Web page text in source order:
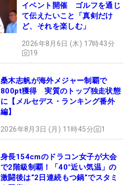
イベント開催 ゴルフを通じ
て伝えたいこと「真剣だけ
ど、それを楽しむ」
2026年8月6日 (木) 17時43分
19
桑木志帆が海外メジャー制覇で
800pt獲得 実質のトップ独走状態
に【メルセデス・ランキング番外
編】
2026年8月3日 (月) 11時45分 1
身長154cmのドラコン女子が大会
で2階級制覇！「40°近い気温」の
激闘後は“2日連続もつ鍋”でスタミ